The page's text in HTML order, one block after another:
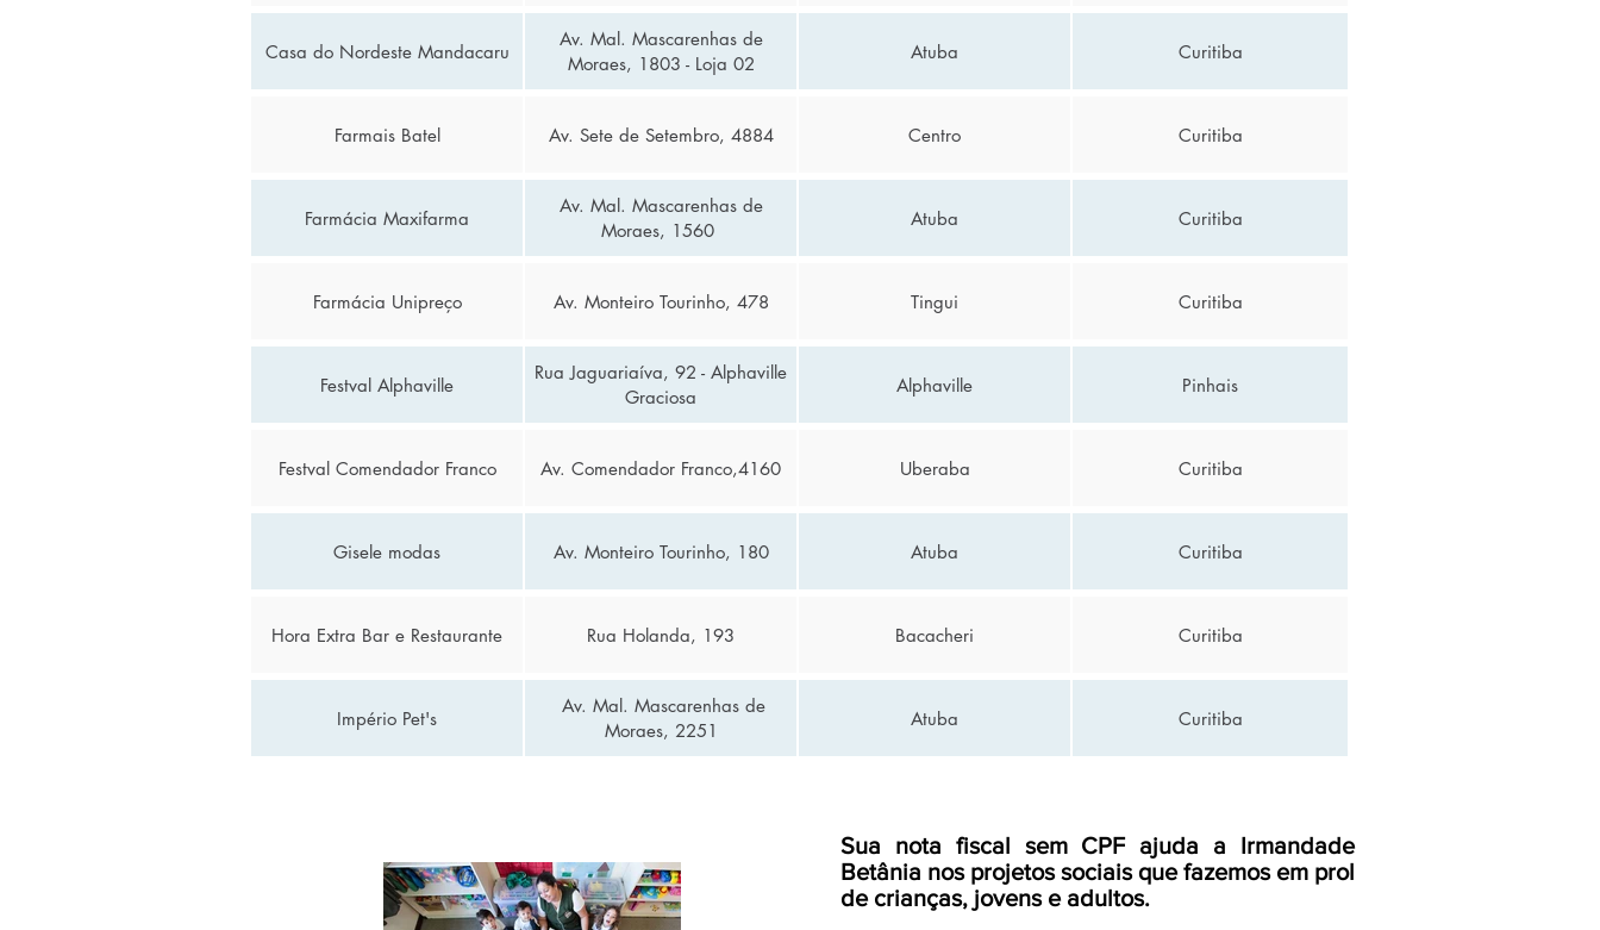
Casa do Nordeste Mandacaru
Av. Mal. Mascarenhas de
Moraes, 1803 - Loja 02
Atuba Curitiba
Farmais Batel Av. Sete de Setembro, 4884 Centro Curitiba
Farmácia Maxifarma
Av. Mal. Mascarenhas de
Moraes, 1560
Atuba Curitiba
Farmácia Unipreço Av. Monteiro Tourinho, 478 Tingui Curitiba
Festval Alphaville
Rua Jaguariaíva, 92 - Alphaville
Graciosa
Alphaville Pinhais
Festval Comendador Franco Av. Comendador Franco,4160 Uberaba Curitiba
Gisele modas Av. Monteiro Tourinho, 180 Atuba Curitiba
Hora Extra Bar e Restaurante Rua Holanda, 193 Bacacheri Curitiba
Império Pet's
Av. Mal. Mascarenhas de
Moraes, 2251
Atuba Curitiba
Sua nota fiscal sem CPF ajuda a Irmandade
Betânia nos projetos sociais que fazemos em prol
de crianças, jovens e adultos.